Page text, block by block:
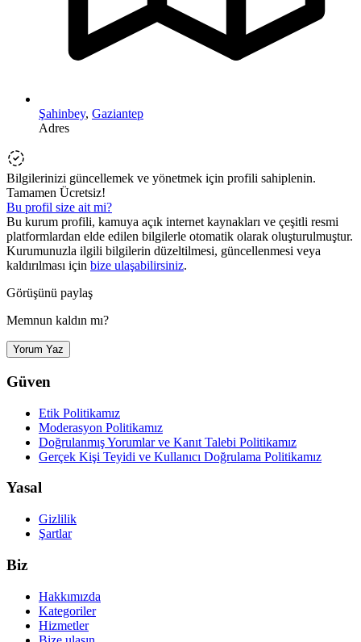
Şahinbey, Gaziantep
Adres
Bilgilerinizi güncellemek ve yönetmek için profili sahiplenin.
Tamamen Ücretsiz!
Bu profil size ait mi?
Bu kurum profili, kamuya açık internet kaynakları ve çeşitli resmi
platformlardan elde edilen bilgilerle otomatik olarak oluşturulmuştur.
Kurumunuzla ilgili bilgilerin düzeltilmesi, güncellenmesi veya
kaldırılması için bize ulaşabilirsiniz.
Görüşünü paylaş
Memnun kaldın mı?
Yorum Yaz
Güven
Etik Politikamız
Moderasyon Politikamız
Doğrulanmış Yorumlar ve Kanıt Talebi Politikamız
Gerçek Kişi Teyidi ve Kullanıcı Doğrulama Politikamız
Yasal
Gizlilik
Şartlar
Biz
Hakkımızda
Kategoriler
Hizmetler